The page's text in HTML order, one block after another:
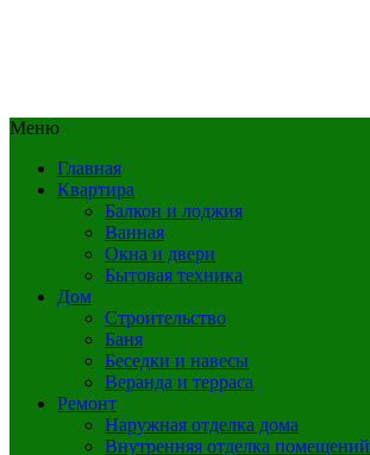
Меню
Главная
Квартира
Балкон и лоджия
Ванная
Окна и двери
Бытовая техника
Дом
Строительство
Баня
Беседки и навесы
Веранда и терраса
Ремонт
Наружная отделка дома
Внутренняя отделка помещений